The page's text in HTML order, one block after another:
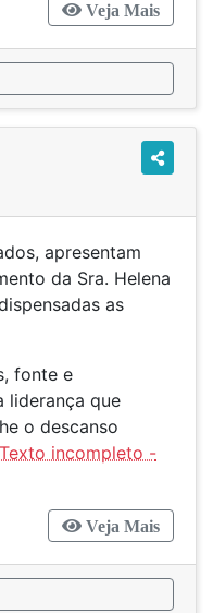
Veja Mais
apresentam
da Sra. Helena
as
fonte e
liderança que
o descanso
Veja Mais